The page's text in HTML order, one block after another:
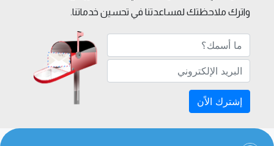
واترك ملاحظتك لمساعدتنا في تحسين خدماتنا.
إشترك الاًن